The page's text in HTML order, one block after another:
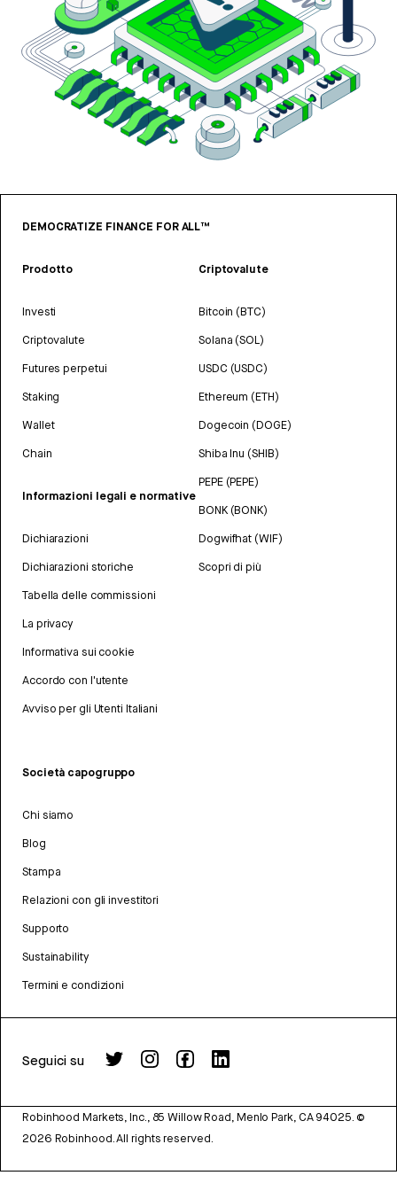
DEMOCRATIZE FINANCE FOR ALL™
Prodotto
Investi
Criptovalute
Futures perpetui
Staking
Wallet
Chain
Informazioni legali e normative
Dichiarazioni
Dichiarazioni storiche
Tabella delle commissioni
La privacy
Informativa sui cookie
Accordo con l'utente
Avviso per gli Utenti Italiani
Criptovalute
Bitcoin (BTC)
Solana (SOL)
USDC (USDC)
Ethereum (ETH)
Dogecoin (DOGE)
Shiba Inu (SHIB)
PEPE (PEPE)
BONK (BONK)
Dogwifhat (WIF)
Scopri di più
Società capogruppo
Chi siamo
Blog
Stampa
Relazioni con gli investitori
Supporto
Sustainability
Termini e condizioni
Seguici su
Robinhood Markets, Inc., 85 Willow Road, Menlo Park, CA 94025. ©
2026 Robinhood. All rights reserved.